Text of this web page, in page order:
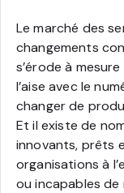
Le marché des
changements
s’érode à
l’aise avec le
changer de
Et il existe de
innovants, prêts
organisations à
ou incapables de